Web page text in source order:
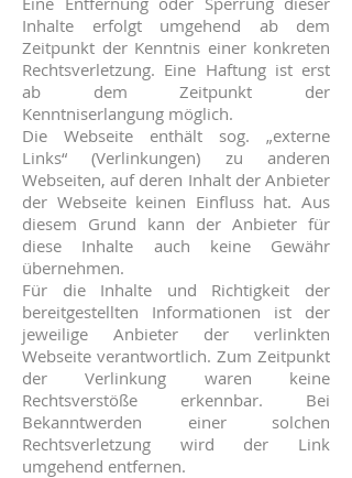
Inhalte erfolgt umgehend ab dem
Zeitpunkt der Kenntnis einer konkreten
Rechtsverletzung. Eine Haftung ist erst
ab dem Zeitpunkt der
Kenntniserlangung möglich.
Die Webseite enthält sog. „externe
Links“ (Verlinkungen) zu anderen
Webseiten, auf deren Inhalt der Anbieter
der Webseite keinen Einfluss hat. Aus
diesem Grund kann der Anbieter für
diese Inhalte auch keine Gewähr
übernehmen.
Für die Inhalte und Richtigkeit der
bereitgestellten Informationen ist der
jeweilige Anbieter der verlinkten
Webseite verantwortlich. Zum Zeitpunkt
der Verlinkung waren keine
Rechtsverstöße erkennbar. Bei
Bekanntwerden einer solchen
Rechtsverletzung wird der Link
umgehend entfernen.